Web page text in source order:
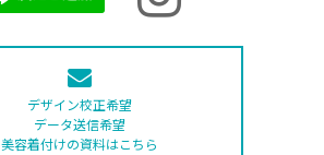
デザイン校正希望
データ送信希望
美容着付けの資料はこちら